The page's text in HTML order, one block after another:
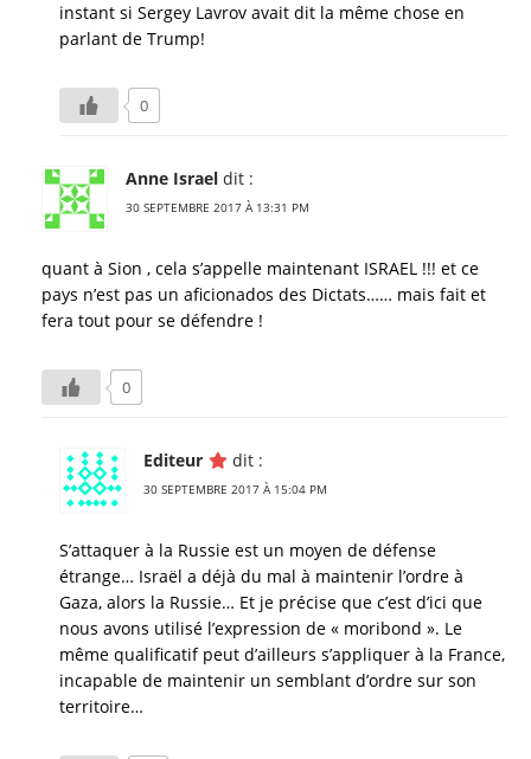
instant si Sergey Lavrov avait dit la même chose en
parlant de Trump!
0
Anne Israel dit :
30 SEPTEMBRE 2017 À 13:31 PM
quant à Sion , cela s’appelle maintenant ISRAEL !!! et ce
pays n’est pas un aficionados des Dictats…… mais fait et
fera tout pour se défendre !
0
Editeur dit :
30 SEPTEMBRE 2017 À 15:04 PM
S’attaquer à la Russie est un moyen de défense
étrange… Israël a déjà du mal à maintenir l’ordre à
Gaza, alors la Russie… Et je précise que c’est d’ici que
nous avons utilisé l’expression de « moribond ». Le
même qualificatif peut d’ailleurs s’appliquer à la France,
incapable de maintenir un semblant d’ordre sur son
territoire…